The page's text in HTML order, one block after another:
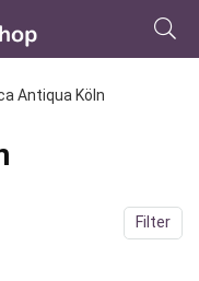
Antiqua Köln
Filter